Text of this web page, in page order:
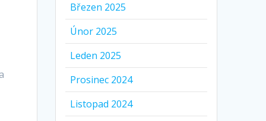
Březen 2025
Únor 2025
Leden 2025
Prosinec 2024
Listopad 2024